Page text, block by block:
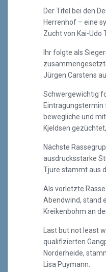
Der Titel bei den
Herrenhof – eine
Zucht von Kai-Udo
Ihr folgte als
Jürgen Carstens
Schwergewichtig
Eintragungstermin
bewegliche und
Kjeldsen
Nächste
ausdrucksstarke
Tjure stammt aus
Als vorletzte
Abendwind, stand
Kreikenbohm an
Last but not least
qualifizierten
Norderheide,
Lisa Puymann.